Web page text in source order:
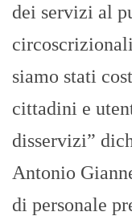
dei servizi al
siamo stati
cittadini e
disservizi”
Antonio
di personale